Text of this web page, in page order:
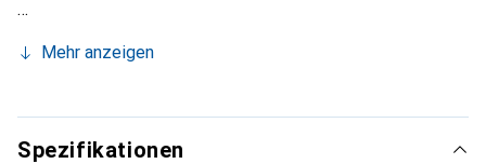
Mehr anzeigen
Spezifikationen